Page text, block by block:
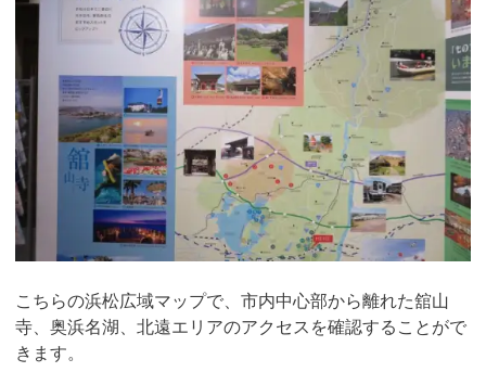
こちらの浜松広域マップで、市内中心部から離れた舘山
寺、奥浜名湖、北遠エリアのアクセスを確認することがで
きます。